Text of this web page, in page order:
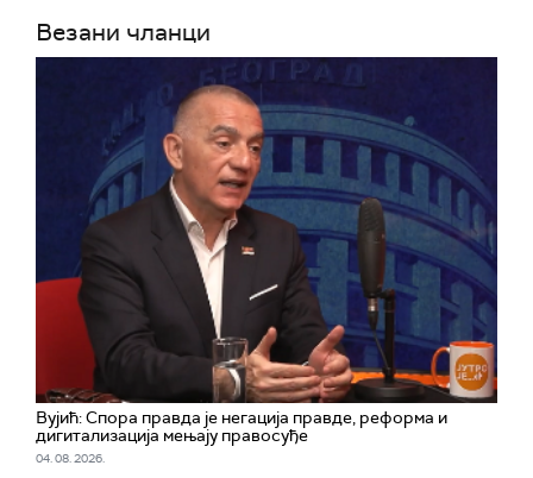
Везани чланци
Вујић: Спора правда је негација правде, реформа и
дигитализација мењају правосуђе
04. 08. 2026.